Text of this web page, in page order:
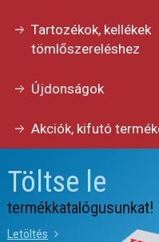
Tartozékok, kellékek
tömlőszereléshez
Újdonságok
Akciók, kifutó
Töltse le
termékkatalógusunkat!
Letöltés